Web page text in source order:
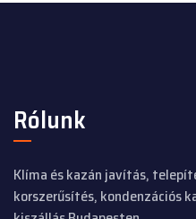
Rólunk
Klíma és kazán javítás,
korszerűsítés, kondenzációs